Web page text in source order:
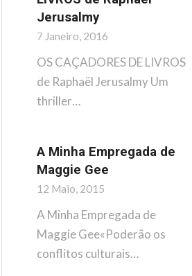
Jerusalmy
7 Janeiro, 2016
OS CAÇADORES DE LIVROS
de Raphaël Jerusalmy Um
thriller…
A Minha Empregada de
Maggie Gee
12 Maio, 2015
A Minha Empregada de
Maggie Gee«Poderão os
conflitos culturais…